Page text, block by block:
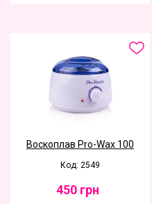
Воскоплав Pro-Wax 100
Код: 2549
450 грн